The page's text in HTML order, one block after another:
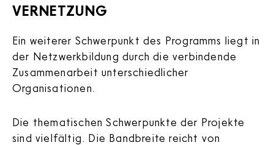
VERNETZUNG
Ein weiterer Schwerpunkt des Programms liegt in
der Netzwerkbildung durch die verbindende
Zusammenarbeit unterschiedlicher
Organisationen.
Die thematischen Schwerpunkte der Projekte
sind vielfältig. Die Bandbreite reicht von